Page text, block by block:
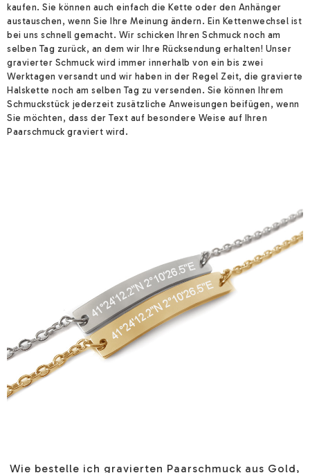
kaufen. Sie können auch einfach die Kette oder den Anhänger
austauschen, wenn Sie Ihre Meinung ändern. Ein Kettenwechsel ist
bei uns schnell gemacht. Wir schicken Ihren Schmuck noch am
selben Tag zurück, an dem wir Ihre Rücksendung erhalten! Unser
gravierter Schmuck wird immer innerhalb von ein bis zwei
Werktagen versandt und wir haben in der Regel Zeit, die gravierte
Halskette noch am selben Tag zu versenden. Sie können Ihrem
Schmuckstück jederzeit zusätzliche Anweisungen beifügen, wenn
Sie möchten, dass der Text auf besondere Weise auf Ihren
Paarschmuck graviert wird.
Wie bestelle ich gravierten Paarschmuck aus Gold,